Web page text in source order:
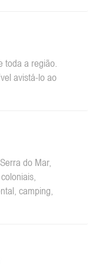
toda a região.
avistá-lo ao
do Mar,
camping,